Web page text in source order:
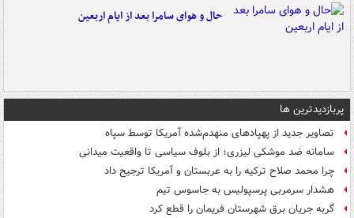
حال و هوای سامرا بعد از ایام اربعین
پربازدیدترین ها
تصاویر جدید از پهپادهای منهدم‌شده آمریکا توسط سپاه
سامانه ضد موشکی لیزری؛ از بلوف سیاسی تا واقعیت میدانی
چرا محمد صلاح ترکیه را به عربستان و آمریکا ترجیح داد
هشدار سرمربی پرسپولیس به جاسوس تیم
گربه جریان برق شهرستان فریمان را قطع کرد